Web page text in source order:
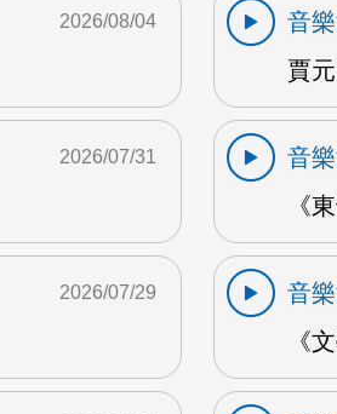
2026/08/04
音
賈
2026/07/31
音
《
2026/07/29
音
《